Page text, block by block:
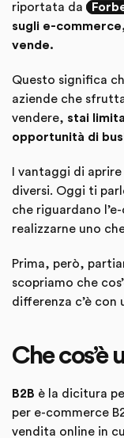
riportata da
sugli e-
vende.
Questo significa
aziende che
vendere, stai
opportunità di
I vantaggi di
diversi. Oggi ti
che riguardano
realizzarne uno
Prima, però,
scopriamo che
differenza c’è con
Che cos’è
B2B è la dicitura
per e-commerce
vendita online in